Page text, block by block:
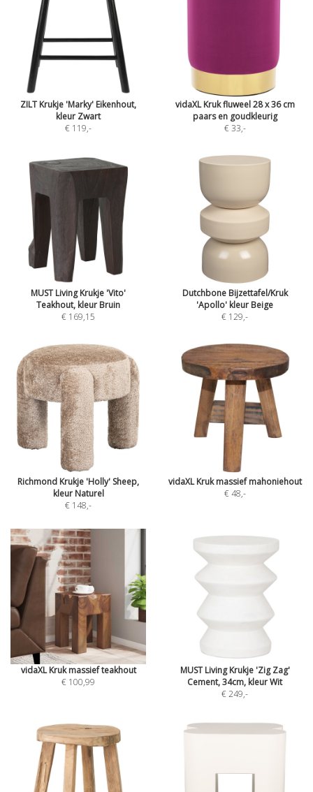
ZILT Krukje 'Marky' Eikenhout,
kleur Zwart
€ 119,-
vidaXL Kruk fluweel 28 x 36 cm
paars en goudkleurig
€ 33,-
MUST Living Krukje 'Vito'
Teakhout, kleur Bruin
€ 169,15
Dutchbone Bijzettafel/Kruk
'Apollo' kleur Beige
€ 129,-
Richmond Krukje 'Holly' Sheep,
kleur Naturel
€ 148,-
vidaXL Kruk massief mahoniehout
€ 48,-
vidaXL Kruk massief teakhout
€ 100,99
MUST Living Krukje 'Zig Zag'
Cement, 34cm, kleur Wit
€ 249,-